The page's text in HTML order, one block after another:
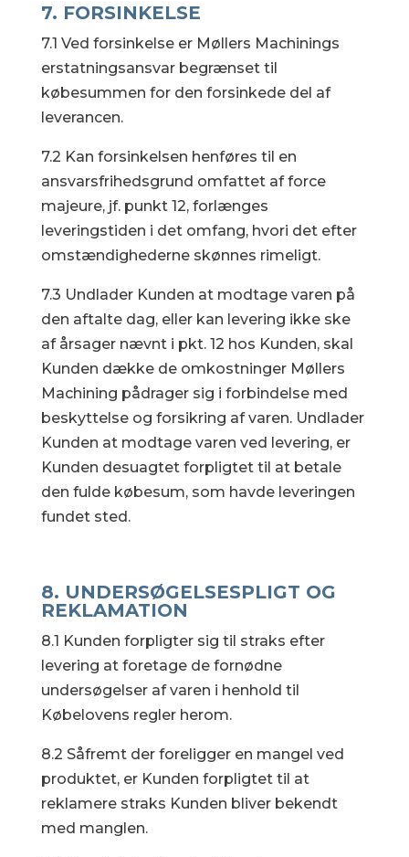
7. FORSINKELSE
7.1 Ved forsinkelse er Møllers Machinings
erstatningsansvar begrænset til
købesummen for den forsinkede del af
leverancen.
7.2 Kan forsinkelsen henføres til en
ansvarsfrihedsgrund omfattet af force
majeure, jf. punkt 12, forlænges
leveringstiden i det omfang, hvori det efter
omstændighederne skønnes rimeligt.
7.3 Undlader Kunden at modtage varen på
den aftalte dag, eller kan levering ikke ske
af årsager nævnt i pkt. 12 hos Kunden, skal
Kunden dække de omkostninger Møllers
Machining pådrager sig i forbindelse med
beskyttelse og forsikring af varen. Undlader
Kunden at modtage varen ved levering, er
Kunden desuagtet forpligtet til at betale
den fulde købesum, som havde leveringen
fundet sted.
8. UNDERSØGELSESPLIGT OG
REKLAMATION
8.1 Kunden forpligter sig til straks efter
levering at foretage de fornødne
undersøgelser af varen i henhold til
Købelovens regler herom.
8.2 Såfremt der foreligger en mangel ved
produktet, er Kunden forpligtet til at
reklamere straks Kunden bliver bekendt
med manglen.